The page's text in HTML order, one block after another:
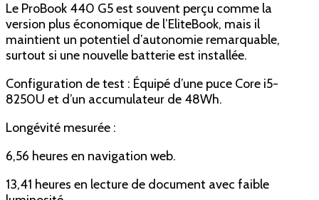
Le ProBook 440 G5 est souvent perçu comme la
version plus économique de l’EliteBook, mais il
maintient un potentiel d’autonomie remarquable,
surtout si une nouvelle batterie est installée.
Configuration de test : Équipé d’une puce Core i5-
8250U et d’un accumulateur de 48Wh.
Longévité mesurée :
6,56 heures en navigation web.
13,41 heures en lecture de document avec faible